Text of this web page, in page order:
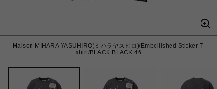
Maison MIHARA YASUHIRO(ミハラヤスヒロ)/Embellished Sticker T-
shirt/BLACK BLACK 46